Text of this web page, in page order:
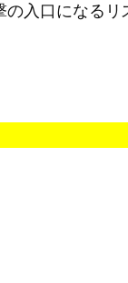
の入口になる